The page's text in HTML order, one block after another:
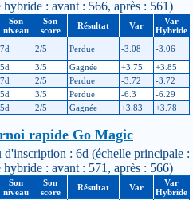
: avant : 566, après : 561)
Son
niveau
Son
score
Résultat Var
Var
Hybride
7d 2/5 Perdue -3.08
-3.06
5d 3/5 Gagnée +3.75
+3.85
7d 2/5 Perdue -3.72
-3.72
5d 3/5 Perdue -6.3
-6.29
5d 2/5 Gagnée +3.83 +3.78
rapide Go Magic
: 6d (échelle principale :
: avant : 571, après : 566)
Son
niveau
Son
score
Résultat Var
Var
Hybride